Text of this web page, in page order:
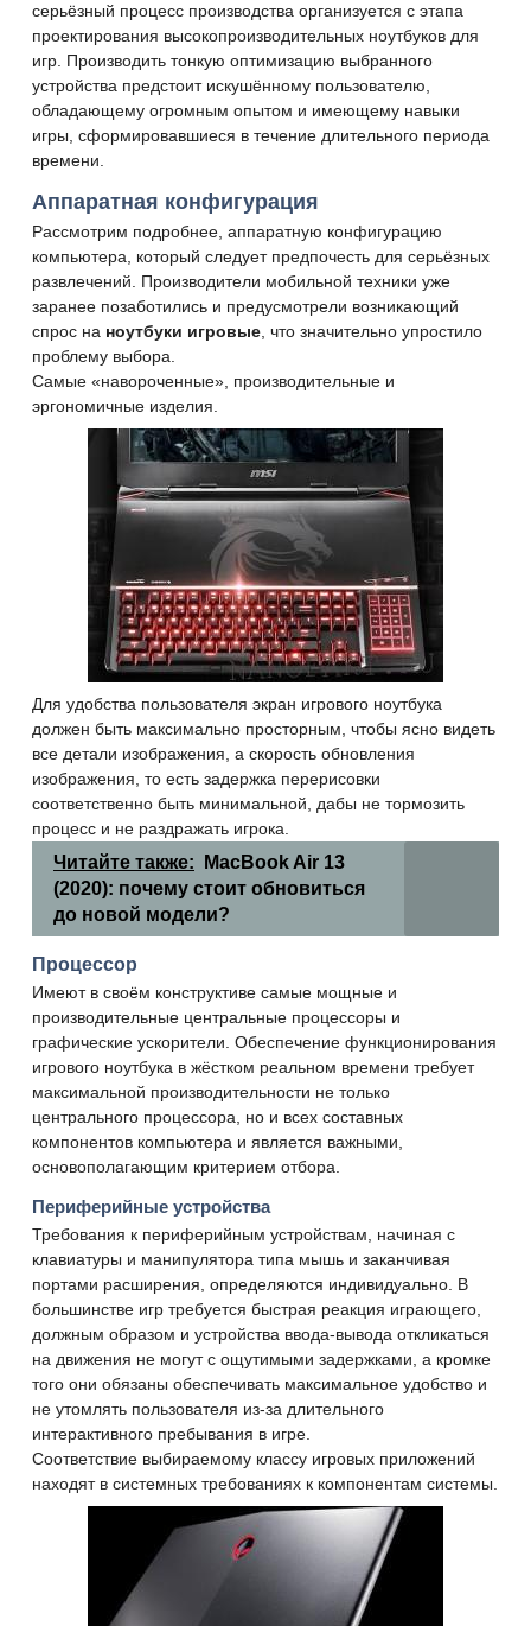
серьёзный процесс производства организуется с этапа
проектирования высокопроизводительных ноутбуков для
игр. Производить тонкую оптимизацию выбранного
устройства предстоит искушённому пользователю,
обладающему огромным опытом и имеющему навыки
игры, сформировавшиеся в течение длительного периода
времени.
Аппаратная конфигурация
Рассмотрим подробнее, аппаратную конфигурацию
компьютера, который следует предпочесть для серьёзных
развлечений. Производители мобильной техники уже
заранее позаботились и предусмотрели возникающий
спрос на ноутбуки игровые , что значительно упростило
проблему выбора.
Самые «навороченные», производительные и
эргономичные изделия.
Для удобства пользователя экран игрового ноутбука
должен быть максимально просторным, чтобы ясно видеть
все детали изображения, а скорость обновления
изображения, то есть задержка перерисовки
соответственно быть минимальной, дабы не тормозить
процесс и не раздражать игрока.
Читайте также:
MacBook Air 13
(2020): почему стоит обновиться
до новой модели?
Процессор
Имеют в своём конструктиве самые мощные и
производительные центральные процессоры и
графические ускорители. Обеспечение функционирования
игрового ноутбука в жёстком реальном времени требует
максимальной производительности не только
центрального процессора, но и всех составных
компонентов компьютера и является важными,
основополагающим критерием отбора.
Периферийные устройства
Требования к периферийным устройствам, начиная с
клавиатуры и манипулятора типа мышь и заканчивая
портами расширения, определяются индивидуально. В
большинстве игр требуется быстрая реакция играющего,
должным образом и устройства ввода-вывода откликаться
на движения не могут с ощутимыми задержками, а кромке
того они обязаны обеспечивать максимальное удобство и
не утомлять пользователя из-за длительного
интерактивного пребывания в игре.
Соответствие выбираемому классу игровых приложений
находят в системных требованиях к компонентам системы.